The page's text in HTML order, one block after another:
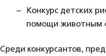
Конкурс детских
помощи животным
Среди конкурсантов,